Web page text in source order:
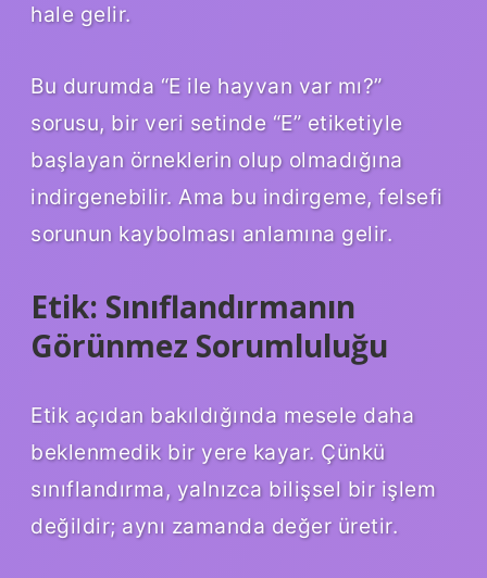
hale gelir.
Bu durumda “E ile hayvan var mı?”
sorusu, bir veri setinde “E” etiketiyle
başlayan örneklerin olup olmadığına
indirgenebilir. Ama bu indirgeme, felsefi
sorunun kaybolması anlamına gelir.
Etik: Sınıflandırmanın
Görünmez Sorumluluğu
Etik açıdan bakıldığında mesele daha
beklenmedik bir yere kayar. Çünkü
sınıflandırma, yalnızca bilişsel bir işlem
değildir; aynı zamanda değer üretir.